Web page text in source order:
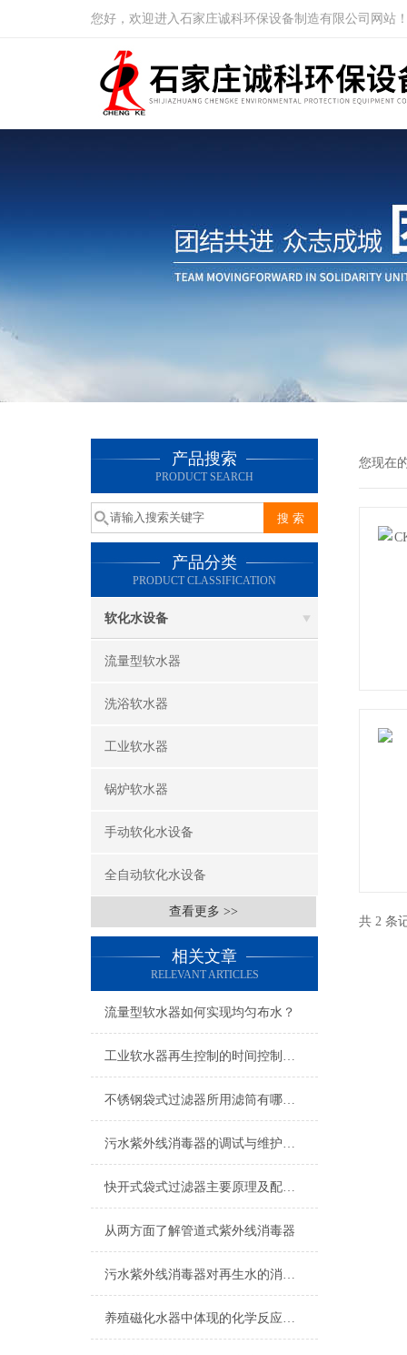
您好，欢迎进入石家庄诚科环保设备制造有限公司网站
产品搜索
PRODUCT SEARCH
产品分类
PRODUCT CLASSIFICATION
软化水设备
流量型软水器
洗浴软水器
工业软水器
锅炉软水器
手动软化水设备
全自动软化水设备
查看更多 >>
相关文章
RELEVANT ARTICLES
流量型软水器如何实现均匀布水？
工业软水器再生控制的时间控制解析
不锈钢袋式过滤器所用滤筒有哪些要求？
污水紫外线消毒器的调试与维护须知
快开式袋式过滤器主要原理及配件的选择
从两方面了解管道式紫外线消毒器
污水紫外线消毒器对再生水的消毒处理说明
养殖磁化水器中体现的化学反应解读
您现在
共 2 条